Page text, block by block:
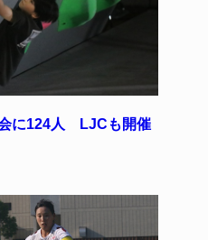
に124人 LJCも開催